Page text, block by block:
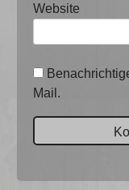
Website
Mail.